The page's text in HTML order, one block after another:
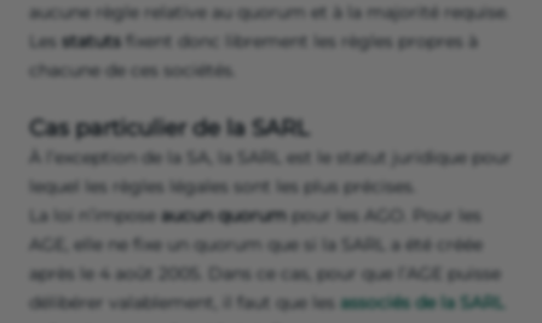
aucune règle relative au quorum et à la majorité requise.
Les statuts fixent donc librement les règles propres à
chacune de ces sociétés.
Cas particulier de la SARL
À l’exception de la SA, la SARL est le statut juridique pour
lequel les règles légales sont les plus précises.
La loi n’impose aucun quorum pour les AGO. Pour les
AGE, elle ne fixe un quorum que si la SARL a été créée
après le 4 août 2005. Dans ce cas, pour que l’AGE puisse
délibérer valablement, il faut que les associés de la SARL